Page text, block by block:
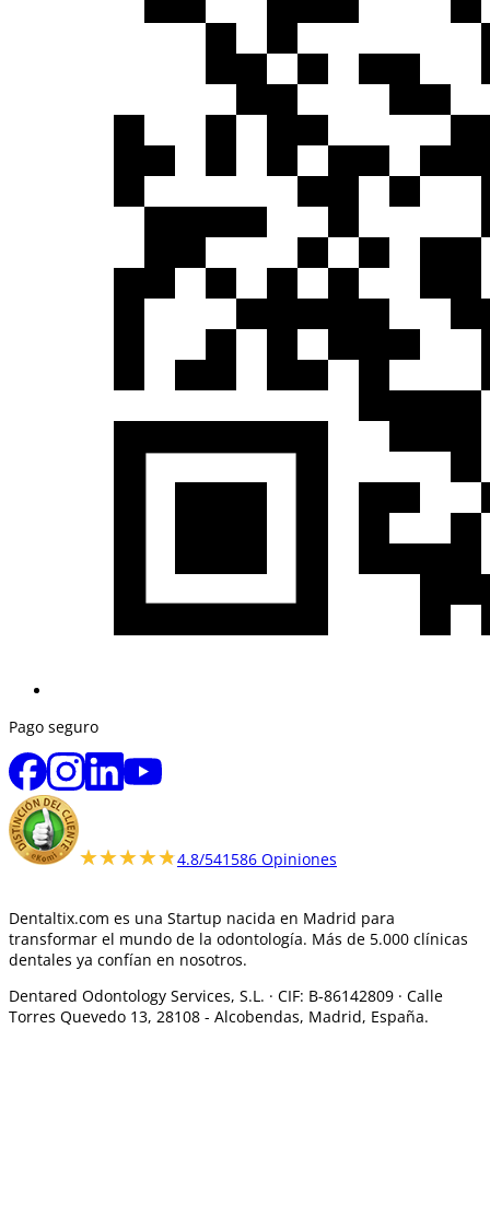
Pago seguro
★★★★★
★★★★★4.8/541586 Opiniones
Dentaltix.com es una Startup nacida en Madrid para
transformar el mundo de la odontología. Más de 5.000 clínicas
dentales ya confían en nosotros.
Dentared Odontology Services, S.L. · CIF: B-86142809 · Calle
Torres Quevedo 13, 28108 - Alcobendas, Madrid, España.